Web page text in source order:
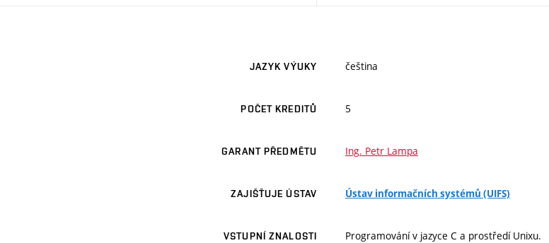
JAZYK VÝUKY čeština
POČET KREDITŮ 5
GARANT PŘEDMĚTU Ing. Petr Lampa
ZAJIŠŤUJE ÚSTAV Ústav informačních systémů (UIFS)
VSTUPNÍ ZNALOSTI Programování v jazyce C a prostředí Unixu.